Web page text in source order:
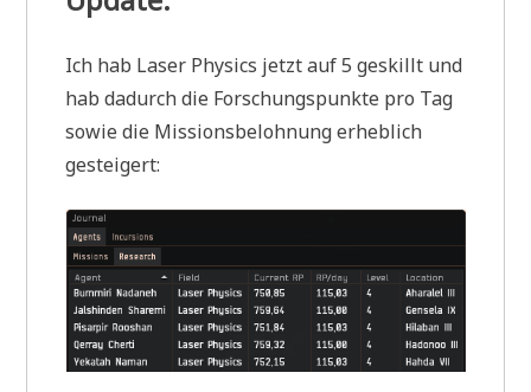
Ich hab Laser Physics jetzt auf 5 geskillt und
hab dadurch die Forschungspunkte pro Tag
sowie die Missionsbelohnung erheblich
gesteigert: